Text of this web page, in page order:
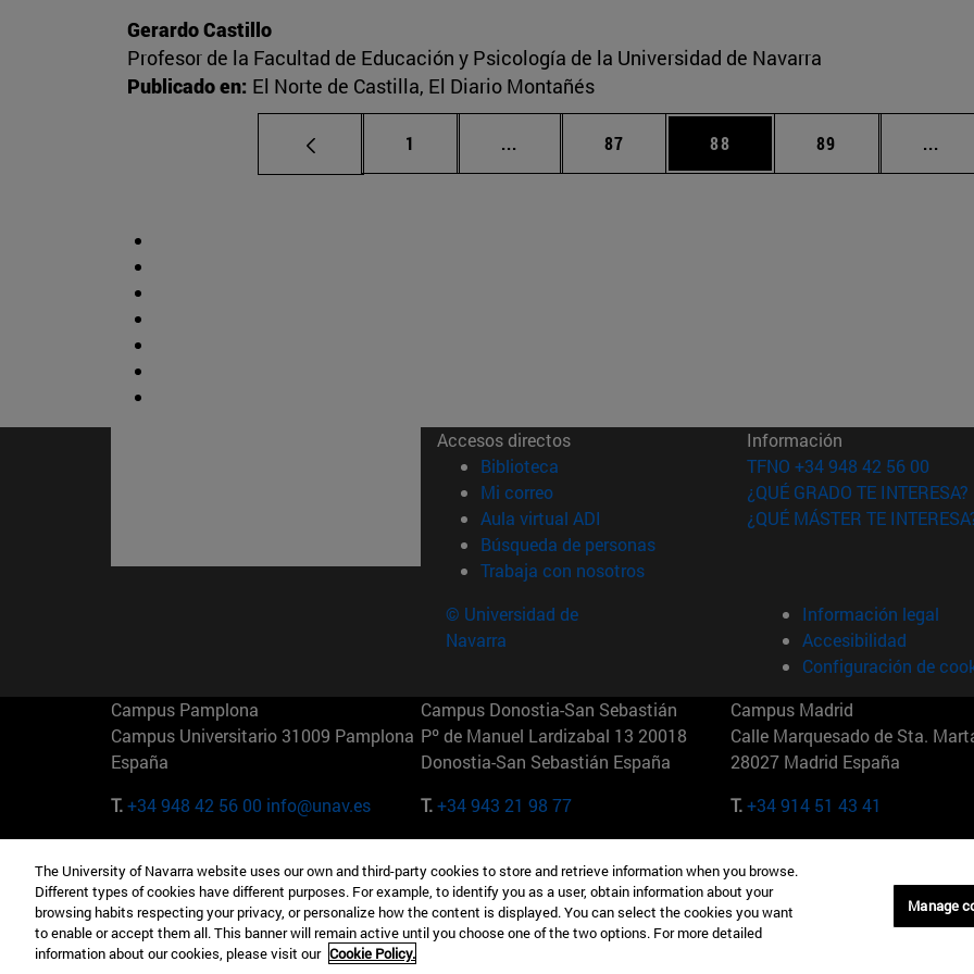
Gerardo Castillo
Profesor de la Facultad de Educación y Psicología de la Universidad de Navarra
Publicado en: El Norte de Castilla, El Diario Montañés
Página
1 ... Páginas intermedias Use TAB para desplazarse.
Página
87 Página
88 Página
89 ...
Accesos directos
Biblioteca (abre en nueva ventana)
Mi correo(abre en nueva ventana)
Aula virtual ADI (abre en nueva ventana)
Búsqueda de personas(abre en nueva ventana)
Trabaja con nosotros(abre en nueva ventana)
Información
TFNO +34 948 42 56 00
¿QUÉ GRADO TE INTERESA?
¿QUÉ MÁSTER TE
© Universidad de
Navarra
Información legal
Accesibilidad
Configuración de
Campus Pamplona
Campus Universitario 31009 Pamplona
España
T.+34 948 42 56 00 info@unav.es
Campus Donostia-San Sebastián
Pº de Manuel Lardizabal 13 20018
Donostia-San Sebastián España
T.+34 943 21 98 77
Campus Madrid
Calle Marquesado de Sta.
28027 Madrid España
T.+34 914 51 43 41
Camino del Cerro Águila 3 28023
Madrid España
T.+34 912 11 30 00
165 W 57th St 10019-2201 Nueva York
EE.UU
T.+1 646 346 8850
Maria-Theresia-Straße 15 81675
Múnich Alemania
T.+49 89 24209790
The University of Navarra website uses our own and third-party cookies to store and retrieve information when you browse.
Different types of cookies have different purposes. For example, to identify you as a user, obtain information about your
browsing habits respecting your privacy, or personalize how the content is displayed. You can select the cookies you want
to enable or accept them all. This banner will remain active until you choose one of the two options. For more detailed
information about our cookies, please visit our Cookie Policy.
Manage